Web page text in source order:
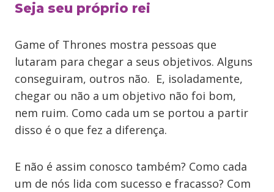
Seja seu próprio rei
Game of Thrones mostra pessoas que
lutaram para chegar a seus objetivos. Alguns
conseguiram, outros não. E, isoladamente,
chegar ou não a um objetivo não foi bom,
nem ruim. Como cada um se portou a partir
disso é o que fez a diferença.
E não é assim conosco também? Como cada
um de nós lida com sucesso e fracasso? Com